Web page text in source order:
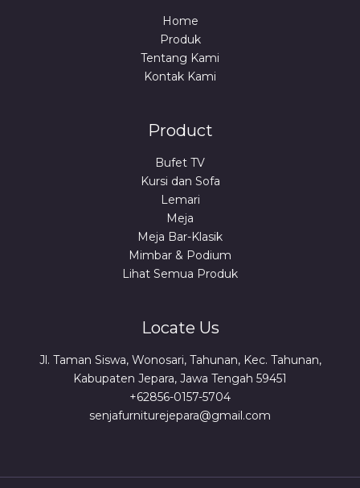
Home
Produk
Tentang Kami
Kontak Kami
Product
Bufet TV
Kursi dan Sofa
Lemari
Meja
Meja Bar-Klasik
Mimbar & Podium
Lihat Semua Produk
Locate Us
Jl. Taman Siswa, Wonosari, Tahunan, Kec. Tahunan,
Kabupaten Jepara, Jawa Tengah 59451
+62856-0157-5704
senjafurniturejepara@gmail.com